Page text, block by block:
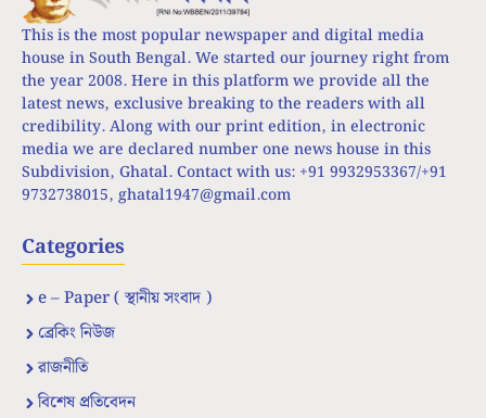
This is the most popular newspaper and digital media
house in South Bengal. We started our journey right from
the year 2008. Here in this platform we provide all the
latest news, exclusive breaking to the readers with all
credibility. Along with our print edition, in electronic
media we are declared number one news house in this
Subdivision, Ghatal. Contact with us: +91 9932953367/+91
9732738015, ghatal1947@gmail.com
Categories
e – Paper ( স্থানীয় সংবাদ )
ব্রেকিং নিউজ
রাজনীতি
বিশেষ প্রতিবেদন